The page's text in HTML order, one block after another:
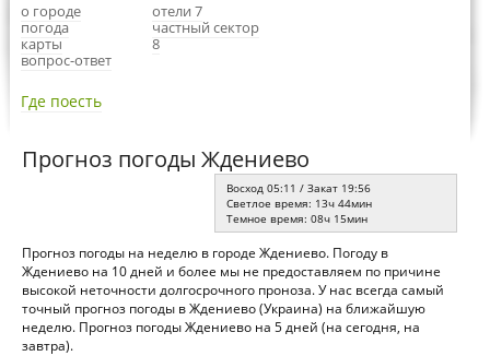
о городе
погода
карты
вопрос-ответ
отели 7
частный сектор
8
Где поесть
Прогноз погоды Ждениево
Восход 05:11 / Закат 19:56
Светлое время: 13ч 44мин
Темное время: 08ч 15мин
Прогноз погоды на неделю в городе Ждениево. Погоду в
Ждениево на 10 дней и более мы не предоставляем по причине
высокой неточности долгосрочного проноза. У нас всегда самый
точный прогноз погоды в Ждениево (Украина) на ближайшую
неделю. Прогноз погоды Ждениево на 5 дней (на сегодня, на
завтра).